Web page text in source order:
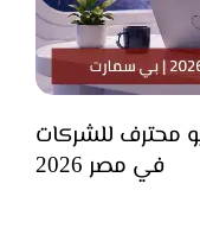
محترف للشركات
في مصر 2026